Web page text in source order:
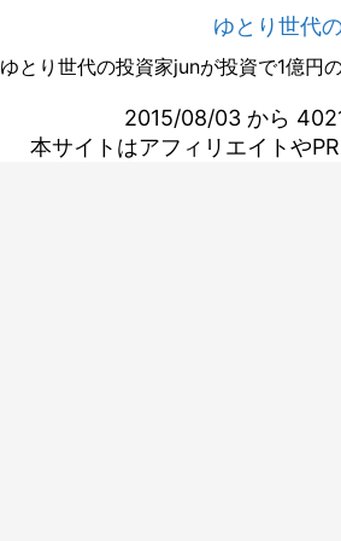
ゆとり世代
ゆとり世代の投資家junが投資で1億円
2015/08/03 から
本サイトはアフィリエイトや